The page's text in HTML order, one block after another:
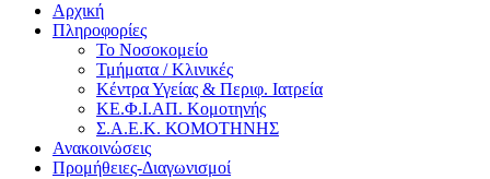
Αρχική
Πληροφορίες
Το Νοσοκομείο
Τμήματα / Κλινικές
Κέντρα Υγείας & Περιφ. Ιατρεία
ΚΕ.Φ.Ι.ΑΠ. Κομοτηνής
Σ.Α.Ε.Κ. ΚΟΜΟΤΗΝΗΣ
Ανακοινώσεις
Προμήθειες-Διαγωνισμοί